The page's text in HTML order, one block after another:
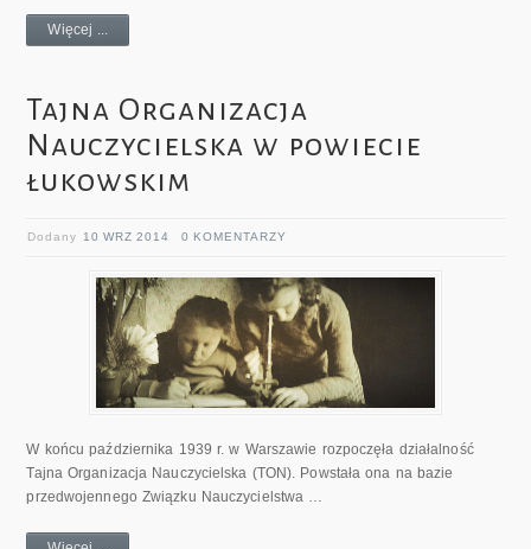
Więcej ...
Tajna Organizacja
Nauczycielska w powiecie
łukowskim
Dodany 10 WRZ 2014 0 KOMENTARZY
W końcu października 1939 r. w Warszawie rozpoczęła działalność
Tajna Organizacja Nauczycielska (TON). Powstała ona na bazie
przedwojennego Związku Nauczycielstwa …